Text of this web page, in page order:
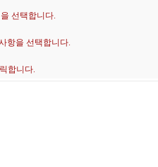
선택합니다.
항을 선택합니다.
합니다.